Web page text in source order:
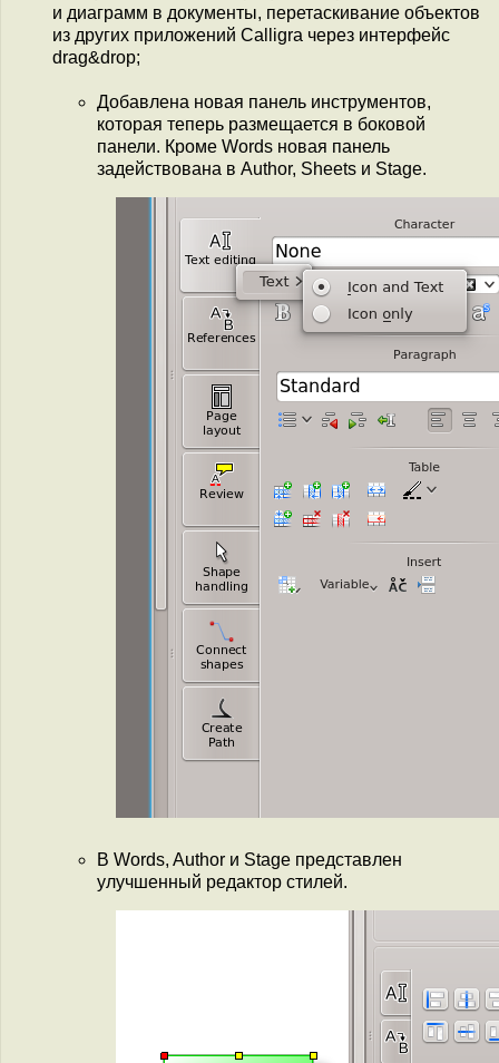
и диаграмм в документы, перетаскивание объектов
из других приложений Calligra через интерфейс
drag&drop;
Добавлена новая панель инструментов,
которая теперь размещается в боковой
панели. Кроме Words новая панель
задействована в Author, Sheets и Stage.
В Words, Author и Stage представлен
улучшенный редактор стилей.